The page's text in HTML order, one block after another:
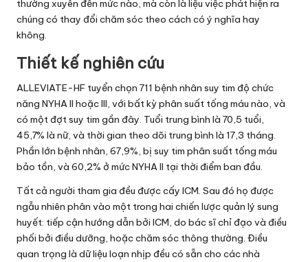
thường xuyên đến mức nào, mà còn là liệu việc phát hiện ra
chúng có thay đổi chăm sóc theo cách có ý nghĩa hay
không.
Thiết kế nghiên cứu
ALLEVIATE-HF tuyển chọn 711 bệnh nhân suy tim độ chức
năng NYHA II hoặc III, với bất kỳ phân suất tống máu nào, và
có một đợt suy tim gần đây. Tuổi trung bình là 70,5 tuổi,
45,7% là nữ, và thời gian theo dõi trung bình là 17,3 tháng.
Phần lớn bệnh nhân, 67,9%, bị suy tim phân suất tống máu
bảo tồn, và 60,2% ở mức NYHA II tại thời điểm ban đầu.
Tất cả người tham gia đều được cấy ICM. Sau đó họ được
ngẫu nhiên phân vào một trong hai chiến lược quản lý sung
huyết: tiếp cận hướng dẫn bởi ICM, do bác sĩ chỉ đạo và điều
phối bởi điều dưỡng, hoặc chăm sóc thông thường. Điều
quan trọng là dữ liệu loạn nhịp đều có sẵn cho các nhà